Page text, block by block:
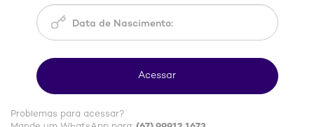
Problemas para acessar?